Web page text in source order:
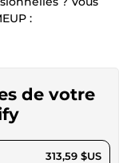
:
de votre
313,59 $US